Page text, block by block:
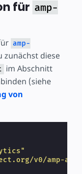
für amp-
amp-
zunächst diese
im Abschnitt
(siehe
von
v0/amp-